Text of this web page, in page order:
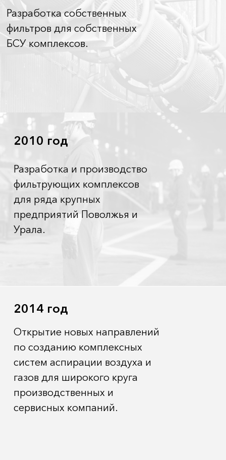
Разработка собственных
фильтров для собственных
БСУ комплексов.
2010 год
Разработка и производство
фильтрующих комплексов
для ряда крупных
предприятий Поволжья и
Урала.
2014 год
Открытие новых направлений
по созданию комплексных
систем аспирации воздуха и
газов для широкого круга
производственных и
сервисных компаний.